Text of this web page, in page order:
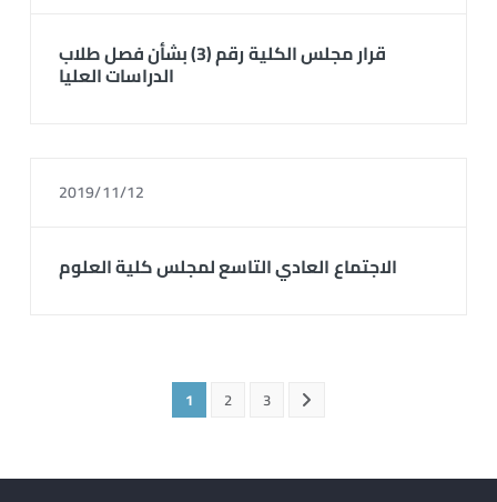
قرار مجلس الكلية رقم (3) بشأن فصل طلاب
الدراسات العليا
2019/11/12
الاجتماع العادي التاسع لمجلس كلية العلوم
1 2 3